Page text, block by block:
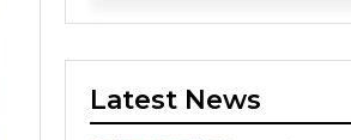
Latest News